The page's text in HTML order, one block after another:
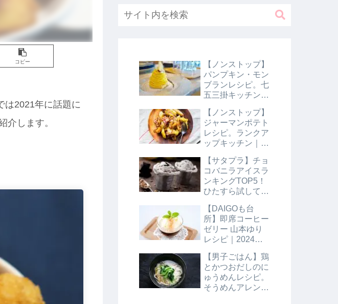
コピー
は2021年に話題に
介します。
【ノンストップ】
パンプキン・モン
ブランレシピ。七
五三掛キッチン｜
【ノンストップ】
ジャーマンポテト
レシピ。ランクア
ップキッチン｜10
【サタプラ】チョ
コバニラアイスラ
ンキングTOP5！
ひたすら試してラ
日【サタデープラ
ス】
【DAIGOも台
所】即席コーヒー
ゼリー 山本ゆり
レシピ｜2024年8
【男子ごはん】鶏
とかつおだしのに
ゅうめんレシピ。
そうめんアレンジ